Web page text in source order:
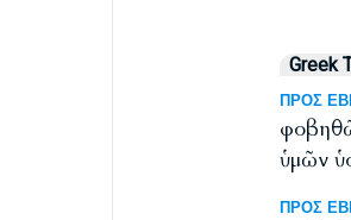
Greek
ΠΡΟΣ
ὑμῶν
ΠΡΟΣ